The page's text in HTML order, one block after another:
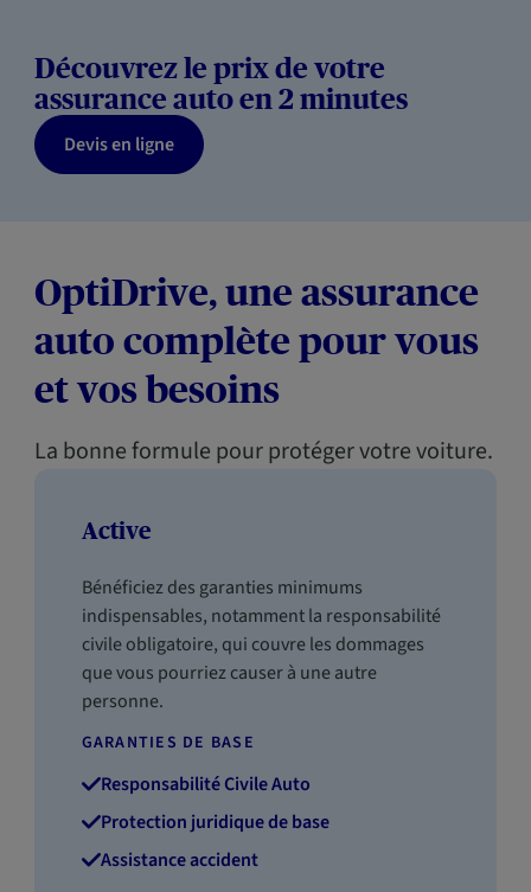
Découvrez le prix de votre
assurance auto en 2 minutes
Devis en ligne
OptiDrive, une assurance
auto complète pour vous
et vos besoins
La bonne formule pour protéger votre voiture.
Active
Bénéficiez des garanties minimums
indispensables, notamment la responsabilité
civile obligatoire, qui couvre les dommages
que vous pourriez causer à une autre
personne.
GARANTIES DE BASE
Responsabilité Civile Auto
Protection juridique de base
Assistance accident